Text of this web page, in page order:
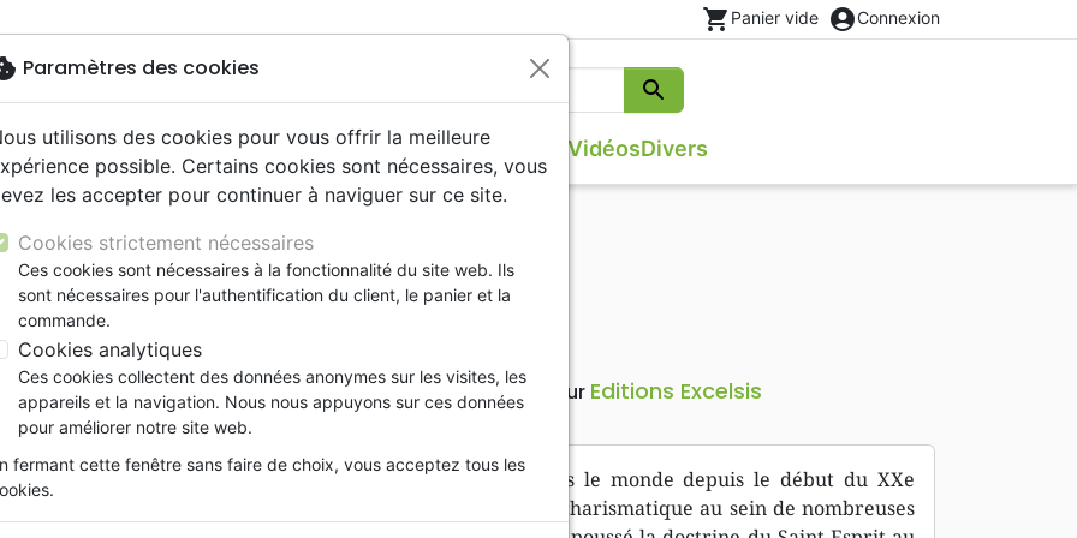
shopping_cart Panier vide account_circleConnexion
search
Rechercher
NouveautésBibles
courant
Français fondamental
Autres versions
Bibles d'étude
Nouveaux Testaments
Livres
société, politique
cadeaux
couple
Témoignages, biographies
Romans
Bandes dessinées
Prière, adoration, louange
Jeunesse
jeunes
jeunesse
méditations jeunesse
Enseignement jeunesse
Livres d'activités
CD Jeunesse
Musique
Soul
de fête
Compilations
Rap, Hip-hop
Recueils et partitions
Vidéos
conférences
animés
Histoires vraies, témoignages
Documentaires, reportages
Divers
cadeaux
Accessoires de Bible
- 2ème édition révisée
L'Esprit Saint
Sinclair B. Ferguson
RéférenceEXL0368 EAN9782755003680 Editeur Editions Excelsis
Description
L’expansion stupéfiante du pentecôtisme dans le monde depuis le début du XXe
siècle, et la croissance rapide du mouvement charismatique au sein de nombreuses
Paramètres des cookies
utilisons des cookies pour vous offrir la meilleure
possible. Certains cookies sont nécessaires, vous
les accepter pour continuer à naviguer sur ce site.
Cookies strictement nécessaires
Ces cookies sont nécessaires à la fonctionnalité du site web. Ils
sont nécessaires pour l'authentification du client, le panier et la
commande.
Cookies analytiques
Ces cookies collectent des données anonymes sur les visites, les
appareils et la navigation. Nous nous appuyons sur ces données
pour améliorer notre site web.
fermant cette fenêtre sans faire de choix, vous acceptez tous les